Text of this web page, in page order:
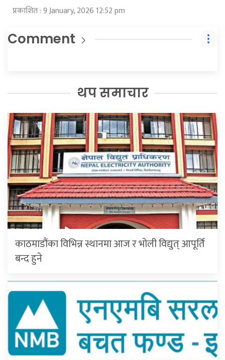
प्रकाशित : 9 January, 2026 12:52 pm
Comment
थप समाचार
काठमाडौंका विभिन्न स्थानमा आज र भोली विद्युत् आपूर्ति
बन्द हुने